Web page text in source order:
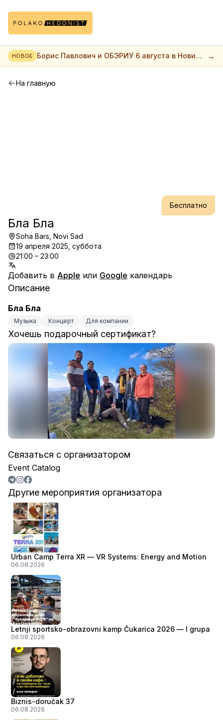
НОВОЕ
Борис Павлович и ОБЭРИУ 6 августа в Нови
саде
→
На главную
Бесплатно
Бла Бла
Soha Bars, Novi Sad
19 апреля 2025, суббота
21:00 – 23:00
Добавить в Apple или Google календарь
Описание
Бла Бла
Музыка Концерт Для компании
Хочешь подарочный сертификат?
Связаться с организатором
Event Catalog
Другие мероприятия организатора
Urban Camp Terra XR — VR Systems: Energy and Motion
06.08.2026
Letnji sportsko-obrazovni kamp Čukarica 2026 — I grupa
06.08.2026
Biznis-doručak 37
06.08.2026